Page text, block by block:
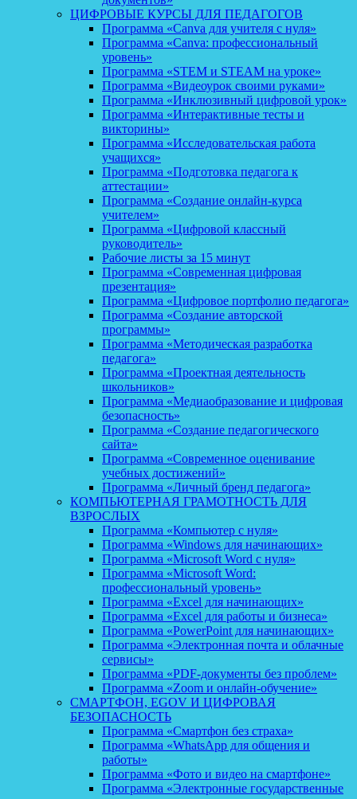
ЦИФРОВЫЕ КУРСЫ ДЛЯ ПЕДАГОГОВ
Программа «Canva для учителя с нуля»
Программа «Canva: профессиональный
уровень»
Программа «STEM и STEAM на уроке»
Программа «Видеоурок своими руками»
Программа «Инклюзивный цифровой урок»
Программа «Интерактивные тесты и
викторины»
Программа «Исследовательская работа
учащихся»
Программа «Подготовка педагога к
аттестации»
Программа «Создание онлайн-курса
учителем»
Программа «Цифровой классный
руководитель»
Рабочие листы за 15 минут
Программа «Современная цифровая
презентация»
Программа «Цифровое портфолио педагога»
Программа «Создание авторской
программы»
Программа «Методическая разработка
педагога»
Программа «Проектная деятельность
школьников»
Программа «Медиаобразование и цифровая
безопасность»
Программа «Создание педагогического
сайта»
Программа «Современное оценивание
учебных достижений»
Программа «Личный бренд педагога»
КОМПЬЮТЕРНАЯ ГРАМОТНОСТЬ ДЛЯ
ВЗРОСЛЫХ
Программа «Компьютер с нуля»
Программа «Windows для начинающих»
Программа «Microsoft Word с нуля»
Программа «Microsoft Word:
профессиональный уровень»
Программа «Excel для начинающих»
Программа «Excel для работы и бизнеса»
Программа «PowerPoint для начинающих»
Программа «Электронная почта и облачные
сервисы»
Программа «PDF-документы без проблем»
Программа «Zoom и онлайн-обучение»
СМАРТФОН, EGOV И ЦИФРОВАЯ
БЕЗОПАСНОСТЬ
Программа «Смартфон без страха»
Программа «WhatsApp для общения и
работы»
Программа «Фото и видео на смартфоне»
Программа «Электронные государственные